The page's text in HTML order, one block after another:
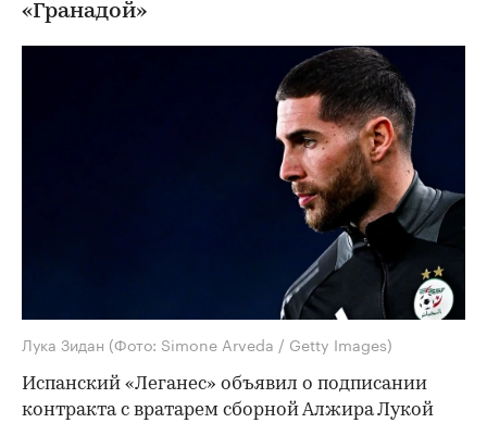
«Гранадой»
Лука Зидан (Фото: Simone Arveda / Getty Images)
Испанский «Леганес» объявил о подписании
контракта с вратарем сборной Алжира Лукой